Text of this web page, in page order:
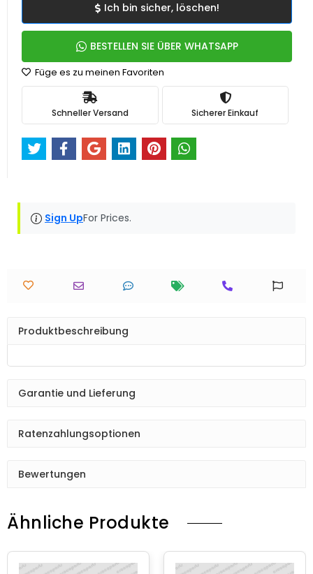
Ich bin sicher, löschen!
BESTELLEN SIE ÜBER WHATSAPP
Füge es zu meinen Favoriten
Schneller Versand Sicherer Einkauf
Sign UpFor Prices.
Produktbeschreibung
Garantie und Lieferung
Ratenzahlungsoptionen
Bewertungen
Ähnliche Produkte